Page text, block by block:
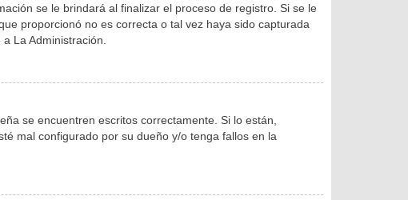
se le brindará al finalizar el proceso de registro. Si se le
proporcionó no es correcta o tal vez haya sido capturada
La Administración.
se encuentren escritos correctamente. Si lo están,
mal configurado por su dueño y/o tenga fallos en la